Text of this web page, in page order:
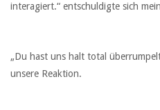
interagiert.“ entschuldigte sich
„Du hast uns halt total
unsere Reaktion.